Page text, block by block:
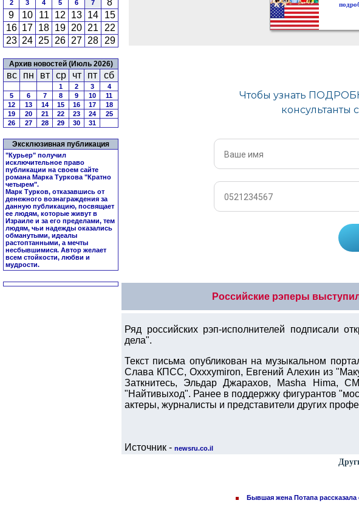
2
3 4 5 6 7
8
9
10 11 12 13 14
15
16 17 18 19 20 21
22
23 24 25 26 27 28 29
Архив новостей (Июль 2026)
вс пн вт ср чт пт сб
1 2 3
4
5
6 7 8 9 10
11
12
13 14 15 16 17
18
19
20 21 22 23 24
25
26
27 28 29 30 31
Эксклюзивная публикация
"Курьер" получил
исключительное право
публикации на своем сайте
романа Марка Туркова "Кратно
четырем".
Марк Турков, отказавшись от
денежного вознаграждения за
данную публикацию, посвящает
ее людям, которые живут в
Израиле и за его пределами, тем
людям, чьи надежды оказались
обманутыми, идеалы
растоптанными, а мечты
несбывшимися. Автор желает
всем стойкости, любви и
мудрости.
Российские рэперы
Ряд российских рэп-исполнителей подписали
дела".
Текст письма опубликован на музыкальном
Слава КПСС, Oxxxymiron, Евгений Алехин из
Заткнитесь, Эльдар Джарахов, Masha Hima,
"Найтивыход". Ранее в поддержку фигурантов
актеры, журналисты и представители других
Источник - newsru.co.il
Бывшая жена Потапа